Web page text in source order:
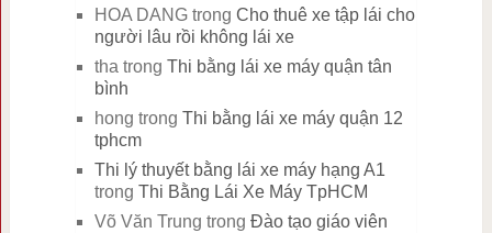
HOA DANGtrong Cho thuê xe tập lái cho
người lâu rồi không lái xe
tha trong Thi bằng lái xe máy quận tân
bình
hong trong Thi bằng lái xe máy quận 12
tphcm
Thi lý thuyết bằng lái xe máy hạng A1
trong Thi Bằng Lái Xe Máy TpHCM
Võ Văn Trung trong Đào tạo giáo viên